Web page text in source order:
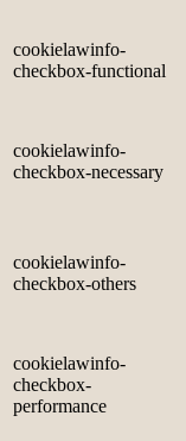
cookielawinfo-
checkbox-functional
cookielawinfo-
checkbox-necessary
cookielawinfo-
checkbox-others
cookielawinfo-
checkbox-
performance